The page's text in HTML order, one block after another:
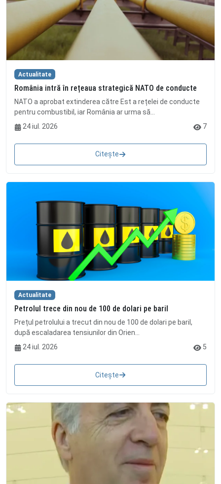
Actualitate
România intră în rețeaua strategică NATO de conducte
NATO a aprobat extinderea către Est a rețelei de conducte
pentru combustibil, iar România ar urma să...
24 iul. 2026
7
Citește
Actualitate
Petrolul trece din nou de 100 de dolari pe baril
Prețul petrolului a trecut din nou de 100 de dolari pe baril,
după escaladarea tensiunilor din Orien...
24 iul. 2026
5
Citește